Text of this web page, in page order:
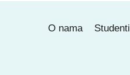
O nama Studenti